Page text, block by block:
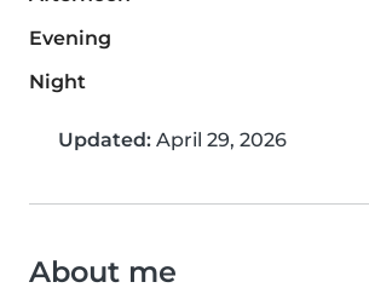
Evening
Night
Updated: April 29, 2026
About me